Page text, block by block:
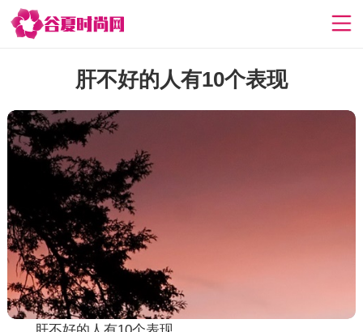
肝不好的人有10个表现